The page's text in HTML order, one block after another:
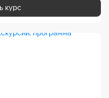
курс